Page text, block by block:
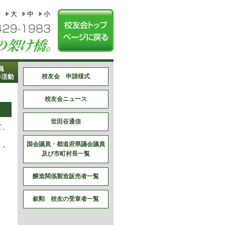
大 中 小
校友会 申請様式
校友会ニュース
世田谷通信
国会議員・都道府県議会議員
及び市町村長一覧
醸造関係製造販売者一覧
叙勲 校友の受章者一覧